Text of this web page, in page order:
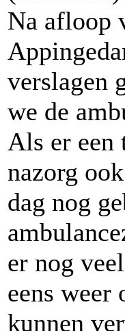
Na afloop
verslagen
we de
Als er een
nazorg
dag nog
er nog
eens
kunnen